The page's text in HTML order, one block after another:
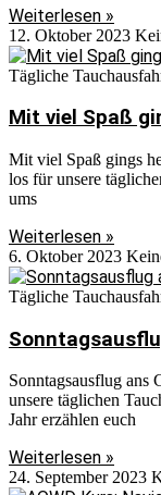
Weiterlesen »
12. Oktober 2023
Tägliche
Mit viel Spaß
Mit viel Spaß gings
los für unsere
ums
Weiterlesen »
6. Oktober 2023
Tägliche
Sonntagsausflug
unsere täglichen
Jahr erzählen euch
Weiterlesen »
24. September 2023